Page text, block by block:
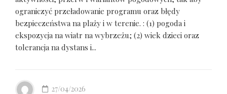
ograniczyć przeładowanie programu oraz błędy
bezpieczeństwa na plaży i w terenie. : (1) pogoda i
ekspozycja na wiatr na wybrzeżu; (2) wiek dzieci oraz
tolerancja na dystans i...
27/04/2026